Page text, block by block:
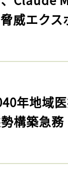
威エク
年地域
構築急務